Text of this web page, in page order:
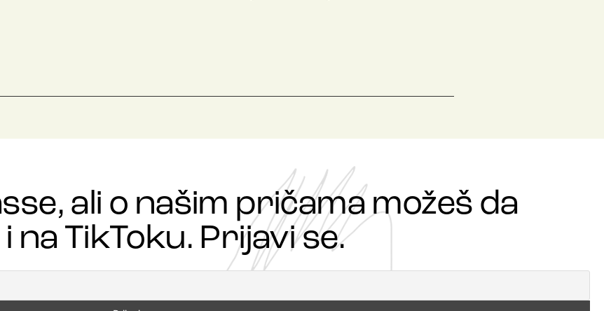
ali o našim pričama možeš da
na TikToku. Prijavi se.